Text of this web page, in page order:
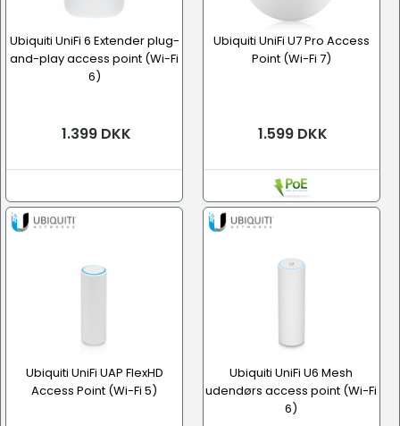
Ubiquiti UniFi 6 Extender plug-
and-play access point (Wi-Fi
6)
1.399 DKK
Ubiquiti UniFi U7 Pro Access
Point (Wi-Fi 7)
1.599 DKK
Ubiquiti UniFi UAP FlexHD
Access Point (Wi-Fi 5)
Ubiquiti UniFi U6 Mesh
udendørs access point (Wi-Fi
6)